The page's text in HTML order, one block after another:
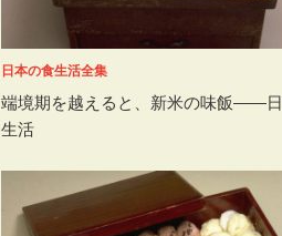
日本の食生活全集
端境期を越えると、新米の味飯――
生活